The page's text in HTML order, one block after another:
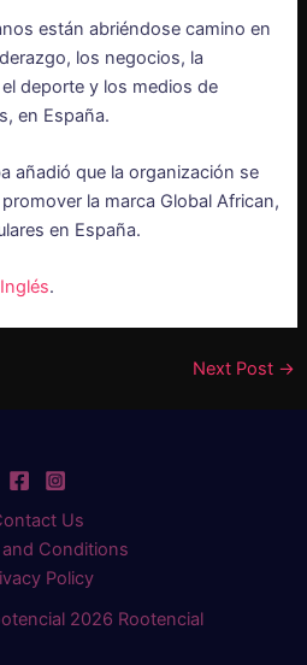
están abriéndose camino en
los negocios, la
deporte y los medios de
en España.
añadió que la organización se
la marca Global African,
en España.
Inglés.
Next Post →
Us
and Conditions
Policy
2026 Rootencial